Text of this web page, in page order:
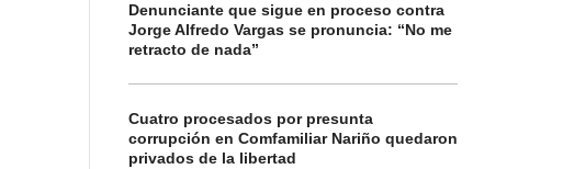
Denunciante que sigue en proceso contra
Jorge Alfredo Vargas se pronuncia: “No me
retracto de nada”
Cuatro procesados por presunta
corrupción en Comfamiliar Nariño quedaron
privados de la libertad